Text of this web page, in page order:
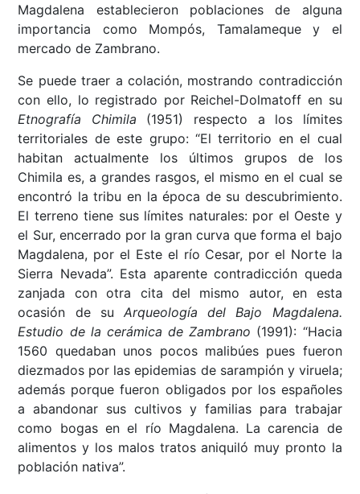
Magdalena establecieron poblaciones de alguna
importancia como Mompós, Tamalameque y el
mercado de Zambrano.
Se puede traer a colación, mostrando contradicción
con ello, lo registrado por Reichel-Dolmatoff en su
Etnografía Chimila (1951) respecto a los límites
territoriales de este grupo: “El territorio en el cual
habitan actualmente los últimos grupos de los
Chimila es, a grandes rasgos, el mismo en el cual se
encontró la tribu en la época de su descubrimiento.
El terreno tiene sus límites naturales: por el Oeste y
el Sur, encerrado por la gran curva que forma el bajo
Magdalena, por el Este el río Cesar, por el Norte la
Sierra Nevada”. Esta aparente contradicción queda
zanjada con otra cita del mismo autor, en esta
ocasión de su Arqueología del Bajo Magdalena.
Estudio de la cerámica de Zambrano (1991): “Hacia
1560 quedaban unos pocos malibúes pues fueron
diezmados por las epidemias de sarampión y viruela;
además porque fueron obligados por los españoles
a abandonar sus cultivos y familias para trabajar
como bogas en el río Magdalena. La carencia de
alimentos y los malos tratos aniquiló muy pronto la
población nativa”.